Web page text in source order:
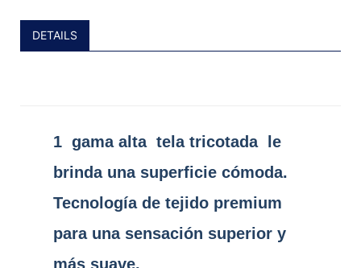
DETAILS
1 gama alta tela tricotada
le
brinda una superficie cómoda.
Tecnología de tejido premium
para una sensación superior y
más suave.